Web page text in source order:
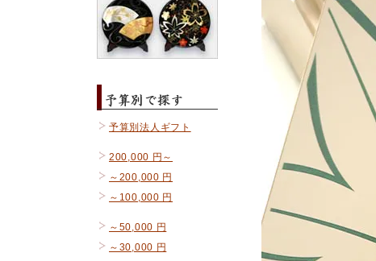
予算別法人ギフト
200,000 円～
～200,000 円
～100,000 円
～50,000 円
～30,000 円